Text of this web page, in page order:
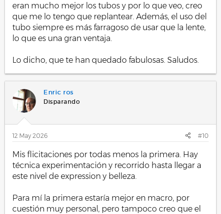
eran mucho mejor los tubos y por lo que veo, creo
que me lo tengo que replantear. Además, el uso del
tubo siempre es más farragoso de usar que la lente,
lo que es una gran ventaja.
Lo dicho, que te han quedado fabulosas. Saludos.
Enric ros
Disparando
12 May 2026 #10
Mis flicitaciones por todas menos la primera. Hay
técnica experimentación y recorrido hasta llegar a
este nivel de expression y belleza.
Para mí la primera estaría mejor en macro, por
cuestión muy personal, pero tampoco creo que el